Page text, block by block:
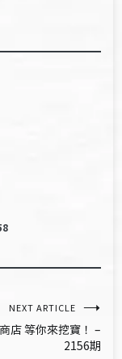
NEXT ARTICLE
店 等你來挖寶！ –
2156期